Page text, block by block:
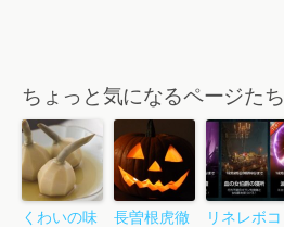
ちょっと気になるページたち
くわいの味
長曽根虎徹
リネレボコ